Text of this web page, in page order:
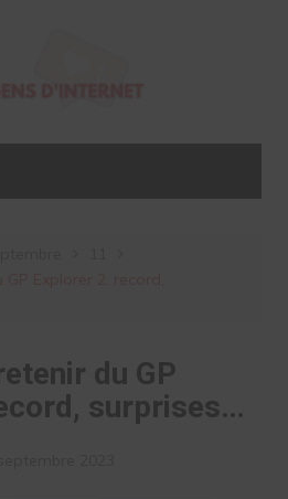
du GP
surprises…